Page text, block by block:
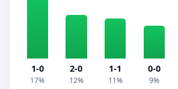
1-0
17%
2-0
12%
1-1
11%
0-0
9%